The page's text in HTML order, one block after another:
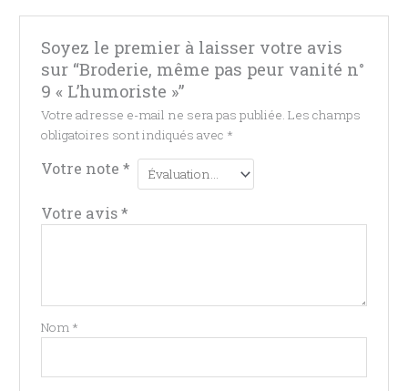
Soyez le premier à laisser votre avis
sur “Broderie, même pas peur vanité n°
9 « L’humoriste »”
Votre adresse e-mail ne sera pas publiée. Les champs
obligatoires sont indiqués avec *
Votre note *
Votre avis*
Nom *